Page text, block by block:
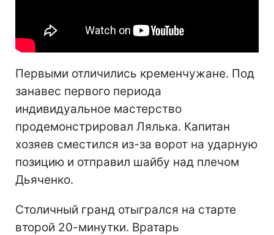
Первыми отличились кременчужане. Под
занавес первого периода
индивидуальное мастерство
продемонстрировал Лялька. Капитан
хозяев сместился из-за ворот на ударную
позицию и отправил шайбу над плечом
Дьяченко.
Столичный гранд отыгрался на старте
второй 20-минутки. Вратарь